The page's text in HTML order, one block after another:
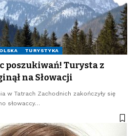
TURYSTYKA
poszukiwań! Turysta z
na Słowacji
w Tatrach Zachodnich zakończyły się
słowaccy…